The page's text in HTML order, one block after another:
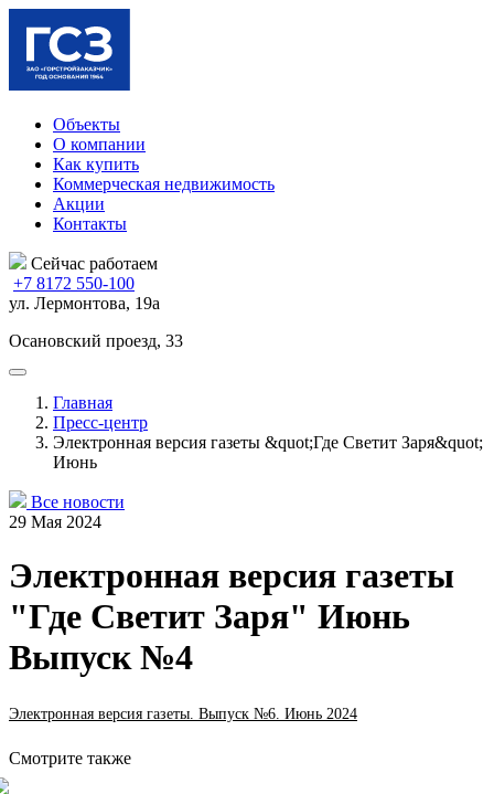
Объекты
О компании
Как купить
Коммерческая недвижимость
Акции
Контакты
Сейчас работаем
+7 8172 550-100
ул. Лермонтова, 19а
Осановский проезд, 33
Главная
Пресс-центр
Электронная версия газеты &quot;Где Светит Заря&quot;
Июнь
Все новости
29 Мая 2024
Электронная версия газеты
"Где Светит Заря" Июнь
Выпуск №4
Электронная версия газеты. Выпуск №6. Июнь 2024
Смотрите также